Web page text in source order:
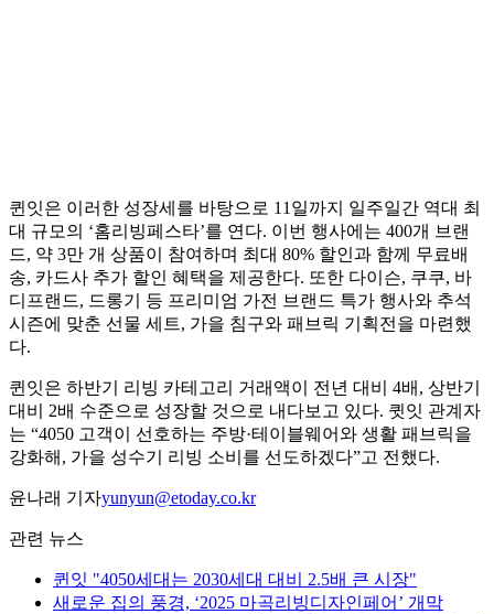
퀸잇은 이러한 성장세를 바탕으로 11일까지 일주일간 역대 최
대 규모의 ‘홈리빙페스타’를 연다. 이번 행사에는 400개 브랜
드, 약 3만 개 상품이 참여하며 최대 80% 할인과 함께 무료배
송, 카드사 추가 할인 혜택을 제공한다. 또한 다이슨, 쿠쿠, 바
디프랜드, 드롱기 등 프리미엄 가전 브랜드 특가 행사와 추석
시즌에 맞춘 선물 세트, 가을 침구와 패브릭 기획전을 마련했
다.
퀸잇은 하반기 리빙 카테고리 거래액이 전년 대비 4배, 상반기
대비 2배 수준으로 성장할 것으로 내다보고 있다. 큇잇 관계자
는 “4050 고객이 선호하는 주방·테이블웨어와 생활 패브릭을
강화해, 가을 성수기 리빙 소비를 선도하겠다”고 전했다.
윤나래 기자yunyun@etoday.co.kr
관련 뉴스
퀸잇 "4050세대는 2030세대 대비 2.5배 큰 시장"
새로운 집의 풍경, ‘2025 마곡리빙디자인페어’ 개막